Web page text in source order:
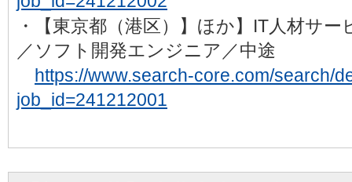
・【東京都（港区）】ほか】IT人材サ
／ソフト開発エンジニア／中途
https://www.search-core.com/search/
job_id=241212001